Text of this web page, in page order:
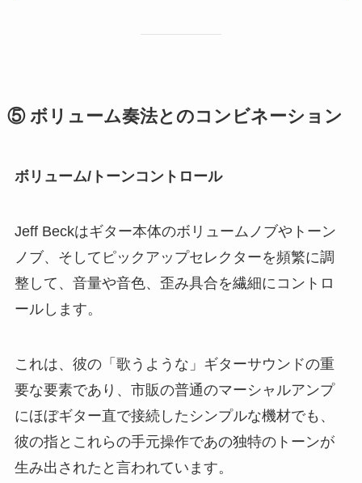
⑤ ボリューム奏法とのコンビネーション
ボリューム/トーンコントロール
Jeff Beckはギター本体のボリュームノブやトーン
ノブ、そしてピックアップセレクターを頻繁に調
整して、音量や音色、歪み具合を繊細にコントロ
ールします。
これは、彼の「歌うような」ギターサウンドの重
要な要素であり、市販の普通のマーシャルアンプ
にほぼギター直で接続したシンプルな機材でも、
彼の指とこれらの手元操作であの独特のトーンが
生み出されたと言われています。